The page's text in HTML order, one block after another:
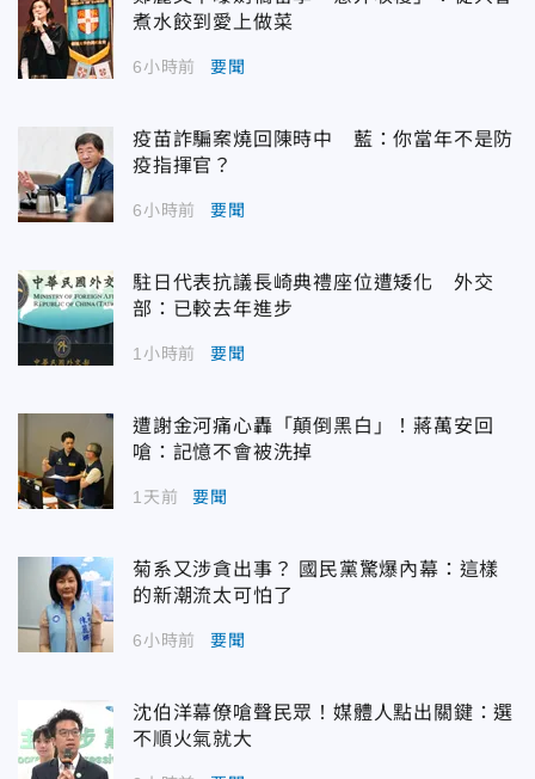
煮水餃到愛上做菜
6小時前 要聞
疫苗詐騙案燒回陳時中 藍：你當年不是防
疫指揮官？
6小時前 要聞
駐日代表抗議長崎典禮座位遭矮化 外交
部：已較去年進步
1小時前 要聞
遭謝金河痛心轟「顛倒黑白」！蔣萬安回
嗆：記憶不會被洗掉
1天前 要聞
菊系又涉貪出事？ 國民黨驚爆內幕：這樣
的新潮流太可怕了
6小時前 要聞
沈伯洋幕僚嗆聲民眾！媒體人點出關鍵：選
不順火氣就大